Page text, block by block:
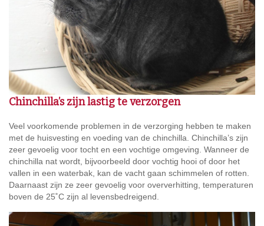
Chinchilla’s zijn lastig te verzorgen
Veel voorkomende problemen in de verzorging hebben te maken
met de huisvesting en voeding van de chinchilla. Chinchilla’s zijn
zeer gevoelig voor tocht en een vochtige omgeving. Wanneer de
chinchilla nat wordt, bijvoorbeeld door vochtig hooi of door het
vallen in een waterbak, kan de vacht gaan schimmelen of rotten.
Daarnaast zijn ze zeer gevoelig voor oververhitting, temperaturen
boven de 25˚C zijn al levensbedreigend.